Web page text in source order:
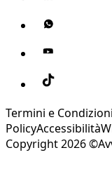
Termini e Condizioni
PolicyAccessibilità
Copyright 2026